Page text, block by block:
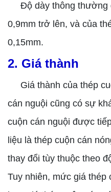
Độ dày thông thường
0,9mm trở lên, và của
0,15mm.
2. Giá thành
Giá thành của thép
cán nguội cũng có sự
cuộn cán nguội được
liệu là thép cuộn cán
thay đổi tùy thuộc theo
Tuy nhiên, mức giá